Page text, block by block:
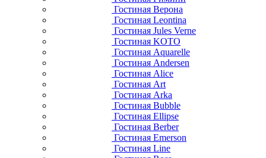
Гостиная Верона
Гостиная Leontina
Гостиная Jules Verne
Гостиная KOTO
Гостиная Aquarelle
Гостиная Andersen
Гостиная Alice
Гостиная Art
Гостиная Arka
Гостиная Bubble
Гостиная Ellipse
Гостиная Berber
Гостиная Emerson
Гостиная Line